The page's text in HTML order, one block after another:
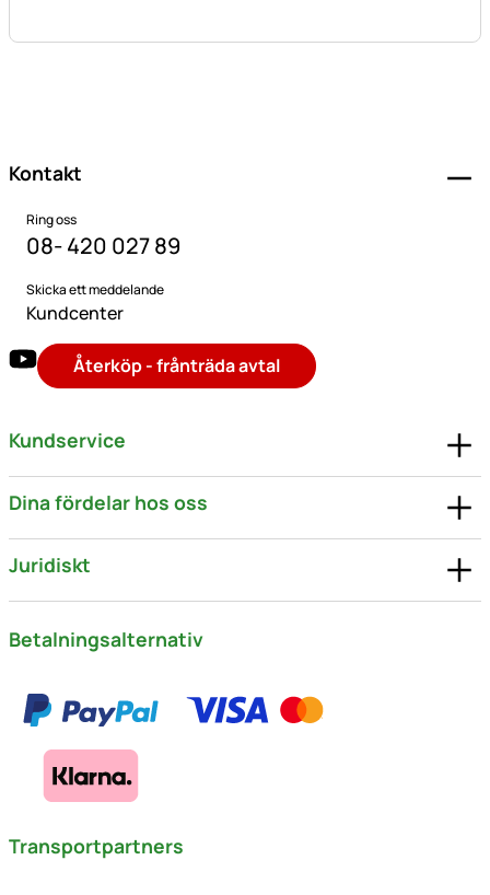
Kontakt
Ring oss
08- 420 027 89
Skicka ett meddelande
Kundcenter
Återköp - frånträda avtal
Kundservice
Dina fördelar hos oss
Juridiskt
Betalningsalternativ
Transportpartners